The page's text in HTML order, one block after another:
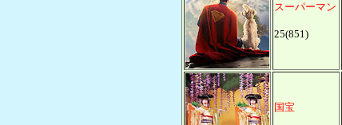
スーパーマン
25(851)
国宝